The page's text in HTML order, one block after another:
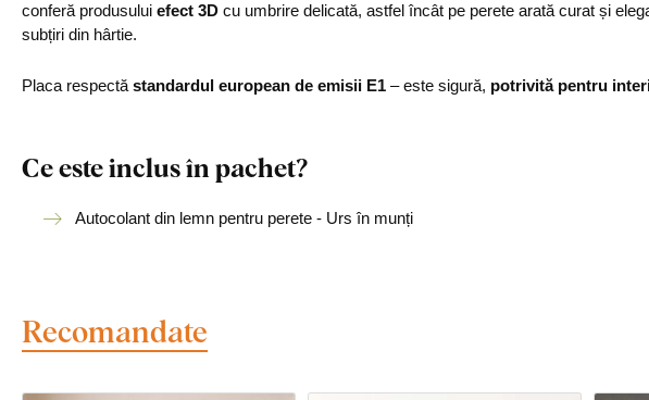
conferă produsului efect 3D cu umbrire delicată, astfel încât pe perete arată curat și
subțiri din hârtie.
Placa respectă standardul european de emisii E1 – este sigură, potrivită pentru
Ce este inclus în pachet?
Autocolant din lemn pentru perete - Urs în munți
Recomandate